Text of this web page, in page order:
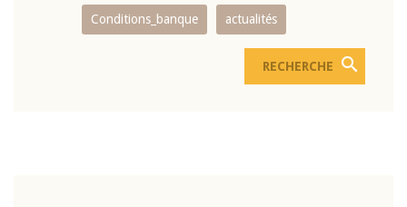
Conditions_banque actualités